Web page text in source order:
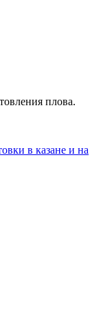
плова.
в казане и на